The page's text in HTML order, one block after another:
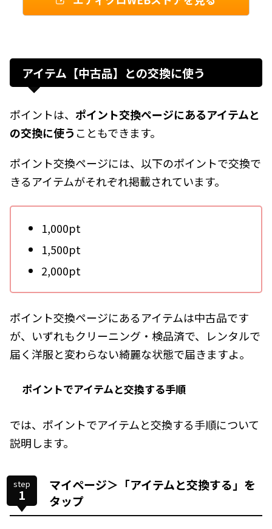
アイテム【中古品】との交換に使う
ポイントは、 ポイント交換ページにあるアイテムと
の交換に使う こともできます。
ポイント交換ページには、以下のポイントで交換で
きるアイテムがそれぞれ掲載されています。
1,000pt
1,500pt
2,000pt
ポイント交換ページにあるアイテムは中古品です
が、いずれもクリーニング・検品済で、レンタルで
届く洋服と変わらない綺麗な状態で届きますよ。
ポイントでアイテムと交換する手順
では、ポイントでアイテムと交換する手順について
説明します。
step
1
マイページ＞「アイテムと交換する」を
タップ